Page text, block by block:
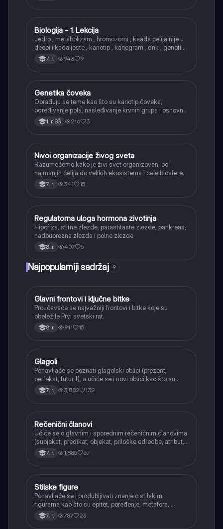
Biologija
Biologija - 1. Lekcija
Jedro , metabolizam , hromozomi , kaada celija nije u
deobi i kada jeste , kariotip , kariogram , dnk , genotip ,
fenotip7. r. 943 9
Biologija
Genetika čoveka
Obrađuju se teme kao što su kariotip čoveka,
određivanje pola, nasleđivanje krvnih grupa i osnovni
primeri naslednih bolesti.
1. r. SŠ 216 3
Biologija
Nivoi organizacije živog sveta
Razumećemo kako je živi svet organizovan, od
najmanjih ćelija do velikih ekosistema i cele biosfere.
7. r. 341 15
Biologija
Regulatorna uloga hormona zivotinja
Hipofiza, stitne zlezde, parastitaste zlezde, pankreas,
nadbubrezna zlezda i polne zlezde
8. r. 407 5
Najpopularniji sadržaj 9
Istorija
Glavni frontovi i ključne bitke
Proučavaće se najvažniji frontovi i bitke koje su
obeležile Prvi svetski rat.
8. r. 911 15
Srpski jezik
Glagoli
Ponavljaće se poznati glagolski oblici (prezent,
perfekat, futur I), a učiće se i novi oblici kao što su
aorist, imperfekat, pluskvamperfekat, futur II, kao i
glagolski prilozi i pridevi.
7. r. 3,882 132
Srpski jezik
Rečenični članovi
Učiće se o glavnim i sporednim rečeničnim članovima
(subjekat, predikat, objekat, priloške odredbe, atribut,
apozicija) i njihovoj funkciji.
7. r. 1,885 67
Srpski jezik
Stilske figure
Ponavljaće se i produbljivati znanje o stilskim
figurama kao što su epitet, poređenje, metafora,
personifikacija, hiperbola, onomatopeja, aliteracija i
asonanca, razumevajući njihovu ulogu u tekstu.
7. r. 787 23